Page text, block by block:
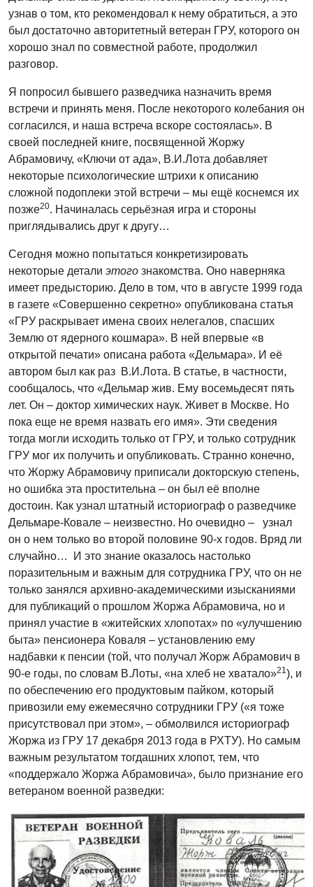
узнав о том, кто рекомендовал к нему обратиться, а это
был достаточно авторитетный ветеран ГРУ, которого он
хорошо знал по совместной работе, продолжил
разговор.
Я попросил бывшего разведчика назначить время
встречи и принять меня. После некоторого колебания он
согласился, и наша встреча вскоре состоялась». В
своей последней книге, посвященной Жоржу
Абрамовичу, «Ключи от ада», В.И.Лота добавляет
некоторые психологические штрихи к описанию
сложной подоплеки этой встречи – мы ещё коснемся их
позже20. Начиналась серьёзная игра и стороны
приглядывались друг к другу…
Сегодня можно попытаться конкретизировать
некоторые детали этого знакомства. Оно наверняка
имеет предысторию. Дело в том, что в августе 1999 года
в газете «Совершенно секретно» опубликована статья
«ГРУ раскрывает имена своих нелегалов, спасших
Землю от ядерного кошмара». В ней впервые «в
открытой печати» описана работа «Дельмара». И её
автором был как раз В.И.Лота. В статье, в частности,
сообщалось, что «Дельмар жив. Ему восемьдесят пять
лет. Он – доктор химических наук. Живет в Москве. Но
пока еще не время назвать его имя». Эти сведения
тогда могли исходить только от ГРУ, и только сотрудник
ГРУ мог их получить и опубликовать. Странно конечно,
что Жоржу Абрамовичу приписали докторскую степень,
но ошибка эта простительна – он был её вполне
достоин. Как узнал штатный историограф о разведчике
Дельмаре-Ковале – неизвестно. Но очевидно – узнал
он о нем только во второй половине 90-х годов. Вряд ли
случайно… И это знание оказалось настолько
поразительным и важным для сотрудника ГРУ, что он не
только занялся архивно-академическими изысканиями
для публикаций о прошлом Жоржа Абрамовича, но и
принял участие в «житейских хлопотах» по «улучшению
быта» пенсионера Коваля – установлению ему
надбавки к пенсии (той, что получал Жорж Абрамович в
90-е годы, по словам В.Лоты, «на хлеб не хватало»21), и
по обеспечению его продуктовым пайком, который
привозили ему ежемесячно сотрудники ГРУ («я тоже
присутствовал при этом», – обмолвился историограф
Жоржа из ГРУ 17 декабря 2013 года в РХТУ). Но самым
важным результатом тогдашних хлопот, тем, что
«поддержало Жоржа Абрамовича», было признание его
ветераном военной разведки: